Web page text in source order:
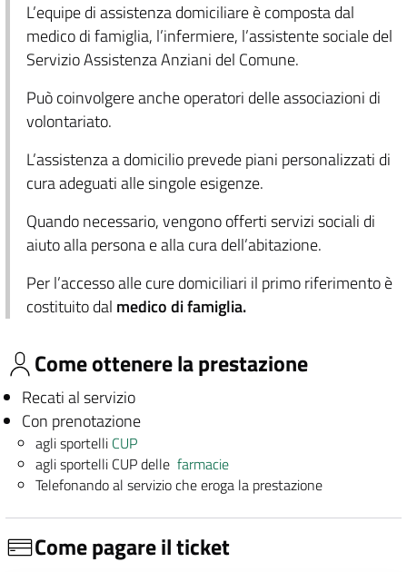
L’equipe di assistenza domiciliare è composta dal
medico di famiglia, l’infermiere, l’assistente sociale del
Servizio Assistenza Anziani del Comune.
Può coinvolgere anche operatori delle associazioni di
volontariato.
L’assistenza a domicilio prevede piani personalizzati di
cura adeguati alle singole esigenze.
Quando necessario, vengono offerti servizi sociali di
aiuto alla persona e alla cura dell’abitazione.
Per l’accesso alle cure domiciliari il primo riferimento è
costituito dal medico di famiglia.
Come ottenere la prestazione
Recati al servizio
Con prenotazione
agli sportelli CUP
agli sportelli CUP dellefarmacie
Telefonando al servizio che eroga la prestazione
Come pagare il ticket